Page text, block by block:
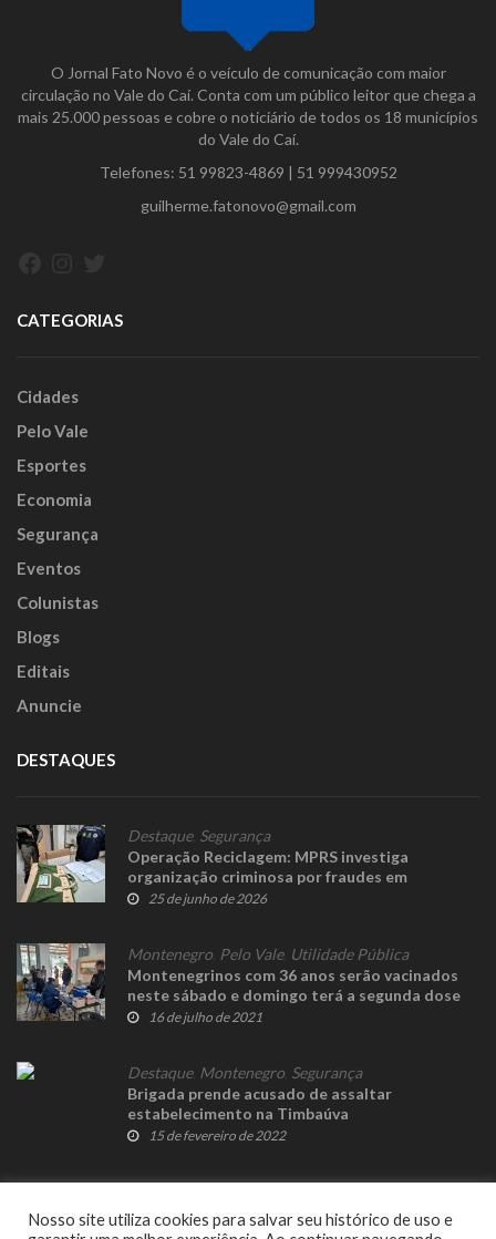
O Jornal Fato Novo é o veículo de comunicação com maior
circulação no Vale do Caí. Conta com um público leitor que chega a
mais 25.000 pessoas e cobre o noticiário de todos os 18 municípios
do Vale do Caí.
Telefones: 51 99823-4869 | 51 999430952
guilherme.fatonovo@gmail.com
CATEGORIAS
Cidades
Pelo Vale
Esportes
Economia
Segurança
Eventos
Colunistas
Blogs
Editais
Anuncie
DESTAQUES
Destaque, Segurança
Operação Reciclagem: MPRS investiga
organização criminosa por fraudes em
licitações e contratos de coleta de lixo em 15
25 de junho de 2026
Montenegro Pelo Vale, Utilidade Pública
Montenegrinos com 36 anos serão vacinados
neste sábado e domingo terá a segunda dose
16 de julho de 2021
Destaque, Montenegro Segurança
Brigada prende acusado de assaltar
estabelecimento na Timbaúva
15 de fevereiro de 2022
Nosso site utiliza cookies para salvar seu histórico de uso e